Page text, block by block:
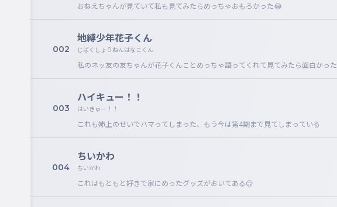
おねえちゃんが見ていて私も見てみたらめっちゃおもろかった😂
002
地縛少年花子くん
じばくしょうねんはなこくん
私のネッ友の友ちゃんが花子くんことめっちゃ語ってくれて見てみたら面白かった
003
ハイキュー！！
はいきゅー！！
これも姉上のせいでハマってしまった、もう今は第4期まで見てしまっている
004
ちいかわ
ちいかわ
これはもともと好きで家にめったグッズがおいてある😊